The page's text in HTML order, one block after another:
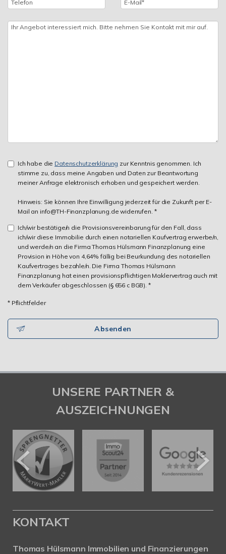
Ich habe die Datenschutzerklärung zur Kenntnis genommen. Ich
stimme zu, dass meine Angaben und Daten zur Beantwortung
meiner Anfrage elektronisch erhoben und gespeichert werden.
Hinweis: Sie können Ihre Einwilligung jederzeit für die Zukunft per E-
Mail an info@TH-Finanzplanung.de widerrufen. *
Ich/wir bestätige/n die Provisionsvereinbarung für den Fall, dass
ich/wir diese Immobilie durch einen notariellen Kaufvertrag erwerbe/n,
und werde/n an die Firma Thomas Hülsmann Finanzplanung eine
Provision in Höhe von 4,64% fällig bei Beurkundung des notariellen
Kaufvertrages bezahle/n. Die Firma Thomas Hülsmann
Finanzplanung hat einen provisionspflichtigen Maklervertrag auch mit
dem Verkäufer abgeschlossen (§ 656 c BGB). *
* Pflichtfelder
Absenden
UNSERE PARTNER &
AUSZEICHNUNGEN
KONTAKT
Thomas Hülsmann Immobilien und Finanzierungen